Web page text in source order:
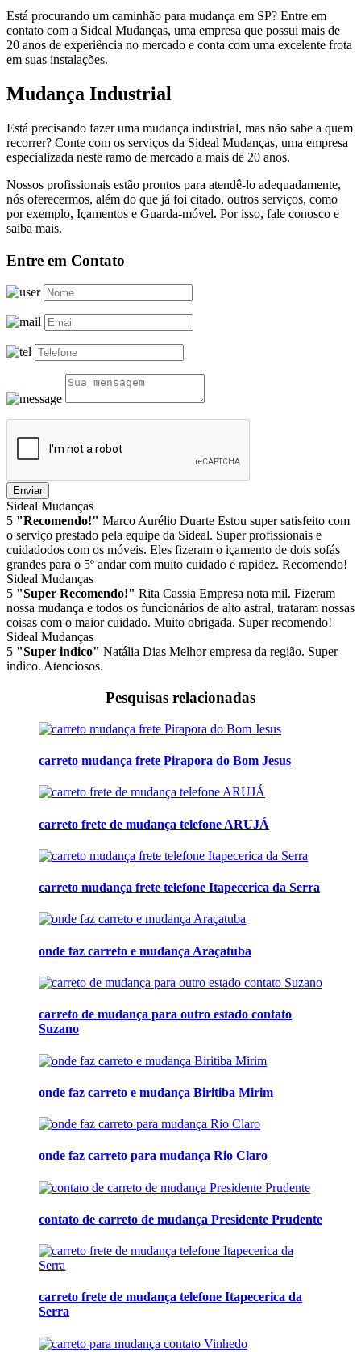
Está procurando um caminhão para mudança em SP? Entre em
contato com a Sideal Mudanças, uma empresa que possui mais de
20 anos de experiência no mercado e conta com uma excelente frota
em suas instalações.
Mudança Industrial
Está precisando fazer uma mudança industrial, mas não sabe a quem
recorrer? Conte com os serviços da Sideal Mudanças, uma empresa
especializada neste ramo de mercado a mais de 20 anos.
Nossos profissionais estão prontos para atendê-lo adequadamente,
nós oferecermos, além do que já foi citado, outros serviços, como
por exemplo, Içamentos e Guarda-móvel. Por isso, fale conosco e
saiba mais.
Entre em Contato
Enviar
Sideal Mudanças
5 "Recomendo!" Marco Aurélio Duarte Estou super satisfeito com
o serviço prestado pela equipe da Sideal. Super profissionais e
cuidadodos com os móveis. Eles fizeram o içamento de dois sofás
grandes para o 5º andar com muito cuidado e rapidez. Recomendo!
Sideal Mudanças
5 "Super Recomendo!" Rita Cassia Empresa nota mil. Fizeram
nossa mudança e todos os funcionários de alto astral, trataram nossas
coisas com o maior cuidado. Muito obrigada. Super recomendo!
Sideal Mudanças
5 "Super indico" Natália Dias Melhor empresa da região. Super
indico. Atenciosos.
Pesquisas relacionadas
carreto mudança frete Pirapora do Bom Jesus
carreto frete de mudança telefone ARUJÁ
carreto mudança frete telefone Itapecerica da Serra
onde faz carreto e mudança Araçatuba
carreto de mudança para outro estado contato
Suzano
onde faz carreto e mudança Biritiba Mirim
onde faz carreto para mudança Rio Claro
contato de carreto de mudança Presidente Prudente
carreto frete de mudança telefone Itapecerica da
Serra